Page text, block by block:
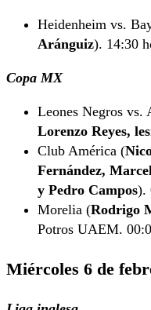
Heidenheim vs.
Aránguiz). 14:30
Copa MX
Leones Negros vs.
Lorenzo Reyes,
Club América (
Fernández,
y Pedro Campos).
Morelia (Rodrigo
Potros UAEM.
Miércoles 6 de